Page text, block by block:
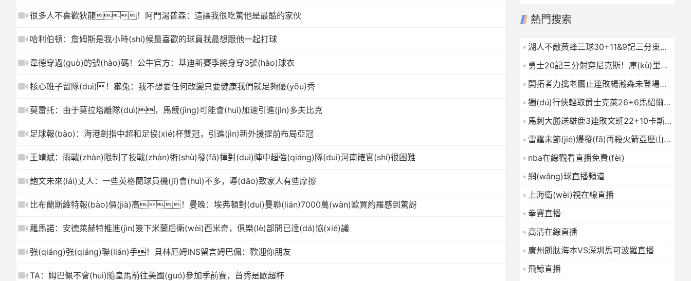
很多人不喜歡狄龍！阿門湯普森：這讓我很吃驚他是最酷的家伙
哈利伯頓：詹姆斯是我小時(shí)候最喜歡的球員我最想跟他一起打球
韋德穿過(guò)的號(hào)碼！公牛官方：基迪新賽季將身穿3號(hào)球衣
核心班子留隊(duì)！獺兔：我不想要任何改變只要健康我們就足夠優(yōu)秀
莫雷托：由于莫拉塔離隊(duì)，馬競(jìng)可能會(huì)加速引進(jìn)多夫比克
足球報(bào)：海港劍指中超和足協(xié)杯雙冠，引進(jìn)新外援提前布局亞冠
王靖斌：雨戰(zhàn)限制了技戰(zhàn)術(shù)發(fā)揮對(duì)陣中超強(qiáng)隊(duì)河南確實(shí)很困難
鮑文未來(lái)丈人：一些英格蘭球員機(jī)會(huì)不多，導(dǎo)致家人有些摩擦
比布蘭斯維特報(bào)價(jià)高！曼晚：埃弗頓對(duì)曼聯(lián)7000萬(wàn)歐買約羅感到驚訝
羅馬諾：安德萊赫特推進(jìn)簽下米蘭后衛(wèi)西米奇，俱樂(lè)部間已達(dá)協(xié)議
強(qiáng)強(qiáng)聯(lián)手！貝林厄姆INS留言姆巴佩：歡迎你朋友
TA：姆巴佩不會(huì)隨皇馬前往美國(guó)參加季前賽，首秀是歐超杯
7熱門搜索
湖人不敵黃蜂三球30+11&9記三分東契
奇39分詹姆斯29+9+6
勇士20記三分射穿尼克斯！庫(kù)里
27+7巴特勒32+8穆迪三分9中7
開拓者力擒老鷹止連敗楊瀚森未登場
(chǎng)夏普24+9CJ戰(zhàn)舊主20
分
獨(dú)行俠輕取爵士克萊26+6馬紹爾
22+6+4森薩博27分
2026-01-16
馬刺大勝送雄鹿3連敗文班22+10卡斯?
fàn)?9+10字母哥21+5
2026-01-16
雷霆末節(jié)爆發(fā)再殺火箭亞歷山大
連續(xù)112場(chǎng)20+杜蘭特23中
nba在線觀看直播免費(fèi)
網(wǎng)球直播頻道
上海衛(wèi)視在線直播
拳賽直播
高清在線直播
廣州朗肽海本VS深圳馬可波羅直播
飛鯨直播